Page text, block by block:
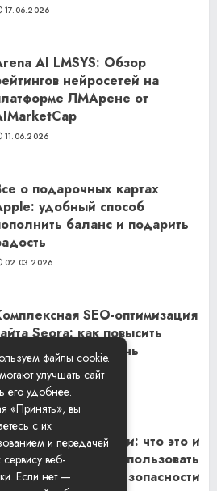
17.06.2026
AI LMSYS: Обзор
нейросетей на
ЛМАрене от
11.06.2026
о подарочных картах
удобный способ
баланс и подарить
02.03.2026
SEO-оптимизация
Seora: как повысить
видимость и привлечь
06.02.2026
прокси: что это и
их правильно использовать
обеспечения безопасности
файлы cookie.
улучшать сайт
его удобнее.
«Принять», вы
с их
и передачей
веб-
Если нет —